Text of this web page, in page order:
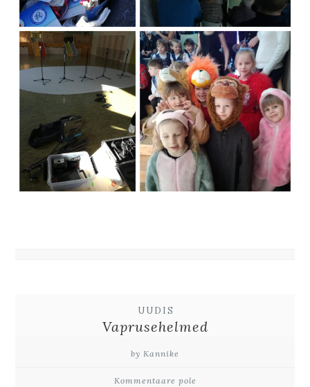
UUDIS
Vaprusehelmed
by Kannike
Kommentaare pole